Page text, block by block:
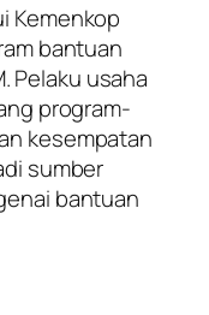
Kemenkop
bantuan
Pelaku usaha
program-
kesempatan
sumber
bantuan